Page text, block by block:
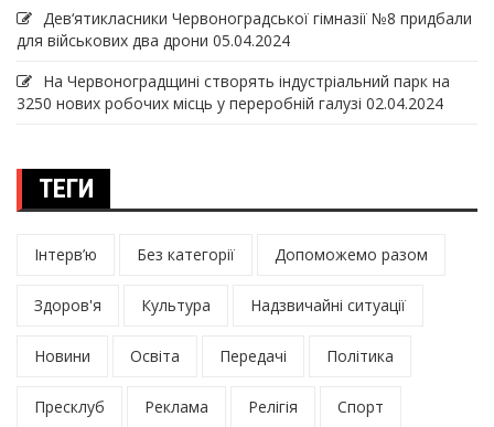
Дев‘ятикласники Червоноградської гімназії №8 придбали
для військових два дрони 05.04.2024
На Червоноградщині створять індустріальний парк на
3250 нових робочих місць у переробній галузі 02.04.2024
ТЕГИ
Інтерв’ю Без категорії Допоможемо разом
Здоров'я Культура Надзвичайні ситуації
Новини Освіта Передачі Політика
Пресклуб Реклама Релігія Спорт